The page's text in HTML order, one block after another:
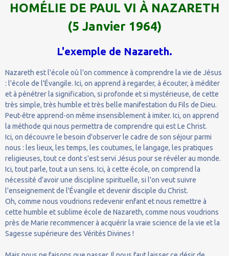
HOMÉLIE DE PAUL VI À NAZARETH
(5 Janvier 1964)
L'exemple de Nazareth.
Nazareth est l'école où l'on commence à comprendre la vie de Jésus
: l'école de l'Évangile. Ici, on apprend à regarder, à écouter, à méditer
et à pénétrer la signification, si profonde et si mystérieuse, de cette
très simple, très humble et très belle manifestation du Fils de Dieu.
Peut-être apprend-on même insensiblement à imiter. Ici, on apprend
la méthode qui nous permettra de comprendre qui est Le Christ.
Ici, on découvre le besoin d'observer le cadre de son séjour parmi
nous : les lieux, les temps, les coutumes, le langage, les pratiques
religieuses, tout ce dont s'est servi Jésus pour se révéler au monde.
Ici, tout parle, tout a un sens. Ici, à cette école, on comprend la
nécessité d'avoir une discipline spirituelle, si l'on veut suivre
l'enseignement de l'Évangile et devenir disciple du Christ.
Oh, comme nous voudrions redevenir enfant et nous remettre à
cette humble et sublime école de Nazareth, comme nous voudrions
près de Marie recommencer à acquérir la vraie science de la vie et la
Sagesse supérieure des Vérités Divines !